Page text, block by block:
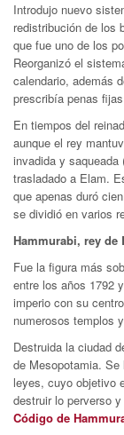
Introdujo nuevo
redistribución de los
que fue uno de los
Reorganizó el
calendario, además
prescribía penas
En tiempos del
aunque el rey
invadida y
trasladado a Elam.
que apenas duró
se dividió en varios
Hammurabi, rey de
Fue la figura más
entre los años 1792
imperio con su
numerosos templos
Destruida la ciudad
de Mesopotamia.
leyes, cuyo objetivo
destruir lo perverso
Código de